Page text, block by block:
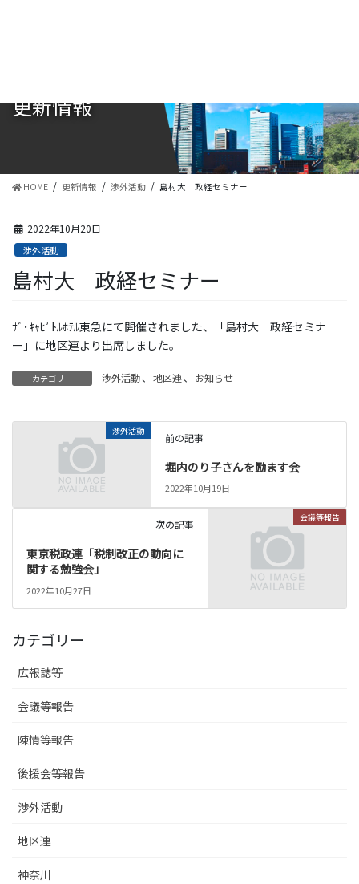
移
ン更新情報
HOME 更新情報 渉外活動 島村大 政経セミナー
2022年10月20日
渉外活動
島村大 政経セミナー
ｻﾞ･ｷｬﾋﾟﾄﾙﾎﾃﾙ東急にて開催されました、「島村大 政経セミナ
ー」に地区連より出席しました。
カテゴリー 渉外活動、 地区連、 お知らせ
渉外活動
前の記事
堀内のり子さんを励ます会
2022年10月19日
会議等報告
次の記事
東京税政連「税制改正の動向に
関する勉強会」
2022年10月27日
カテゴリー
広報誌等
会議等報告
陳情等報告
後援会等報告
渉外活動
地区連
神奈川